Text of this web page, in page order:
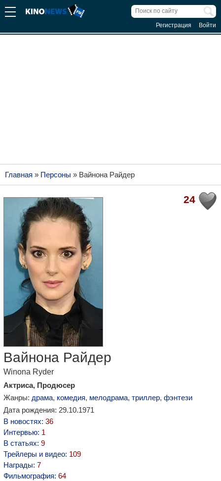
Регистрация Войти
Главная » Персоны » Вайнона Райдер
24
Вайнона Райдер
Winona Ryder
Актриса, Продюсер
Жанры: драма, комедия, мелодрама, триллер, фэнтези
Дата рождения: 29.10.1971
В новостях: 36
Интервью: 1
В статьях: 9
Трейлеры и видео: 109
Награды: 7
Фильмография: 64